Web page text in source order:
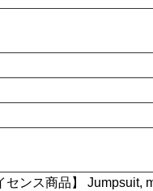
ンス商品】 Jumpsuit,